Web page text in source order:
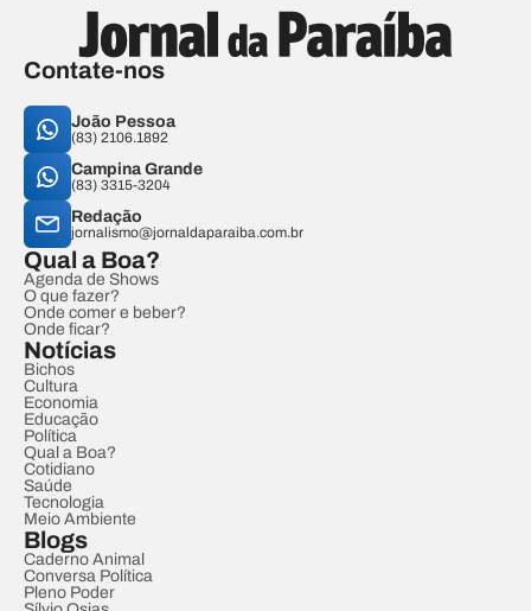
Contate-nos
João Pessoa
(83) 2106.1892
Campina Grande
(83) 3315-3204
Redação
jornalismo@jornaldaparaiba.com.br
Qual a Boa?
Agenda de Shows
O que fazer?
Onde comer e beber?
Onde ficar?
Notícias
Bichos
Cultura
Economia
Educação
Política
Qual a Boa?
Cotidiano
Saúde
Tecnologia
Meio Ambiente
Blogs
Caderno Animal
Conversa Política
Pleno Poder